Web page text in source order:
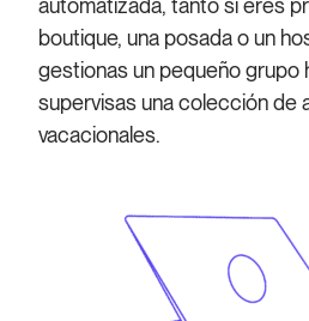
automatizada, tanto si eres
boutique, una posada o un
gestionas un pequeño grupo
supervisas una colección de
vacacionales.